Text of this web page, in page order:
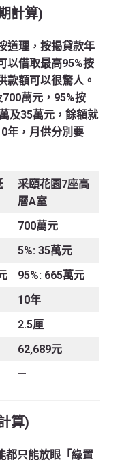
計算)
道理，按揭貸款年
以借取最高95%按
款額可以很驚人。
萬元，95%按
及35萬元，餘額就
年，月供分別要
采頤花園7座高
層A室
700萬元
5%: 35萬元
95%: 665萬元
10年
2.5厘
62,689元
—
算)
都只能放眼「綠置